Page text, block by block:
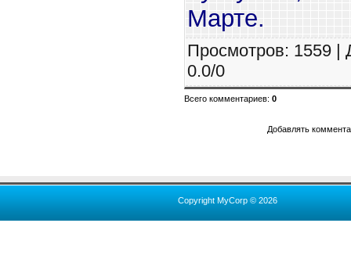
Марте.
Просмотров: 1559 |
0.0/0
Всего комментариев: 0
Добавлять
Copyright MyCorp © 2026